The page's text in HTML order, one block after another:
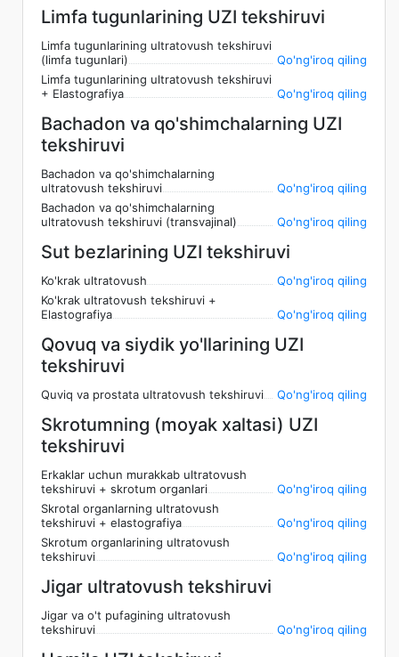
Limfa tugunlarining UZI tekshiruvi
Limfa tugunlarining ultratovush tekshiruvi
(limfa tugunlari)
Qo'ng'iroq qiling
Limfa tugunlarining ultratovush tekshiruvi
+ Elastografiya
Qo'ng'iroq qiling
Bachadon va qo'shimchalarning UZI
tekshiruvi
Bachadon va qo'shimchalarning
ultratovush tekshiruvi
Qo'ng'iroq qiling
Bachadon va qo'shimchalarning
ultratovush tekshiruvi (transvajinal)
Qo'ng'iroq qiling
Sut bezlarining UZI tekshiruvi
Ko'krak ultratovush
Qo'ng'iroq qiling
Ko'krak ultratovush tekshiruvi +
Elastografiya
Qo'ng'iroq qiling
Qovuq va siydik yo'llarining UZI
tekshiruvi
Quviq va prostata ultratovush tekshiruvi Qo'ng'iroq qiling
Skrotumning (moyak xaltasi) UZI
tekshiruvi
Erkaklar uchun murakkab ultratovush
tekshiruvi + skrotum organlari
Qo'ng'iroq qiling
Skrotal organlarning ultratovush
tekshiruvi + elastografiya
Qo'ng'iroq qiling
Skrotum organlarining ultratovush
tekshiruvi
Qo'ng'iroq qiling
Jigar ultratovush tekshiruvi
Jigar va o't pufagining ultratovush
tekshiruvi
Qo'ng'iroq qiling